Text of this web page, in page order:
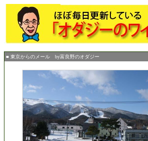
■ 東京からのメール by富良野のオダジー